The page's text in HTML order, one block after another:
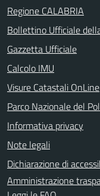
Regione CALABRIA
Bollettino Ufficiale
Gazzetta Ufficiale
Calcolo IMU
Visure Catastali OnLine
Parco Nazionale del
Informativa privacy
Note legali
Dichiarazione di
Amministrazione